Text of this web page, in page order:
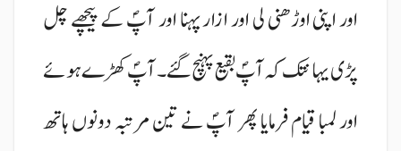
اور اپنی اوڑھنی لی اور ازار پہنا اور آپؐ کے پیچھے چل
پڑی یہانتک کہ آپؐ بقیع پہنچ گئے۔ آپؐ کھڑے ہوئے
اور لمبا قیام فرمایا پھر آپؐ نے تین مرتبہ دونوں ہاتھ